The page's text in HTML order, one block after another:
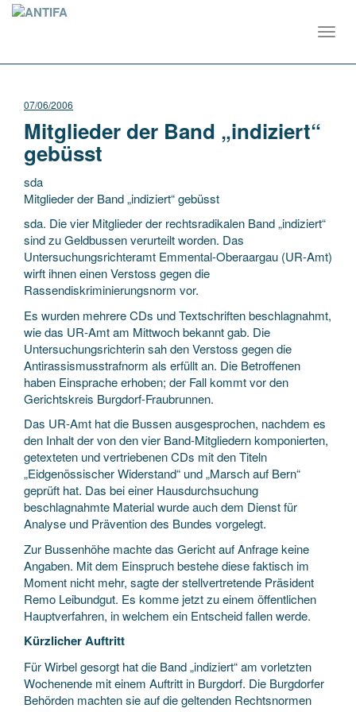
07/06/2006
Mitglieder der Band „indiziert“
gebüsst
sda
Mitglieder der Band „indiziert“ gebüsst
sda. Die vier Mitglieder der rechtsradikalen Band „indiziert“
sind zu Geldbussen verurteilt worden. Das
Untersuchungsrichteramt Emmental-Oberaargau (UR-Amt)
wirft ihnen einen Verstoss gegen die
Rassendiskriminierungsnorm vor.
Es wurden mehrere CDs und Textschriften beschlagnahmt,
wie das UR-Amt am Mittwoch bekannt gab. Die
Untersuchungsrichterin sah den Verstoss gegen die
Antirassismusstrafnorm als erfüllt an. Die Betroffenen
haben Einsprache erhoben; der Fall kommt vor den
Gerichtskreis Burgdorf-Fraubrunnen.
Das UR-Amt hat die Bussen ausgesprochen, nachdem es
den Inhalt der von den vier Band-Mitgliedern komponierten,
getexteten und vertriebenen CDs mit den Titeln
„Eidgenössischer Widerstand“ und „Marsch auf Bern“
geprüft hat. Das bei einer Hausdurchsuchung
beschlagnahmte Material wurde auch dem Dienst für
Analyse und Prävention des Bundes vorgelegt.
Zur Bussenhöhe machte das Gericht auf Anfrage keine
Angaben. Mit dem Einspruch bestehe diese faktisch im
Moment nicht mehr, sagte der stellvertretende Präsident
Remo Leibundgut. Es komme jetzt zu einem öffentlichen
Hauptverfahren, in welchem ein Entscheid fallen werde.
Kürzlicher Auftritt
Für Wirbel gesorgt hat die Band „indiziert“ am vorletzten
Wochenende mit einem Auftritt in Burgdorf. Die Burgdorfer
Behörden machten sie auf die geltenden Rechtsnormen